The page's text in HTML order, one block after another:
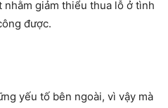
giảm thiểu thua lỗ ở tình
được.
yếu tố bên ngoài, vì vậy mà